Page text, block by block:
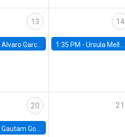
13
Alvaro Garcia-Marin, Universidad de Los Andes
14
1:35 PM -Ursula Mello, Insper - Institute of Education and Research
20
Gautam Gowrisankaran, Columbia University
21